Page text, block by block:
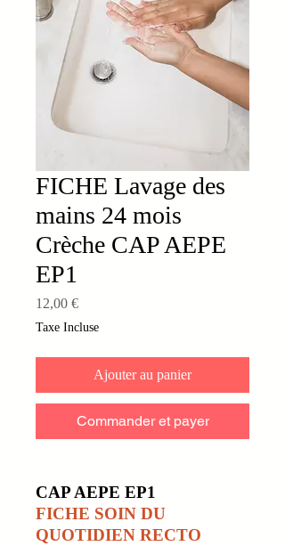
FICHE Lavage des
mains 24 mois
Crèche CAP AEPE
EP1
12,00 €Prix
Taxe Incluse
Ajouter au panier
Commander et payer
CAP AEPE EP1
FICHE SOIN DU
QUOTIDIEN RECTO